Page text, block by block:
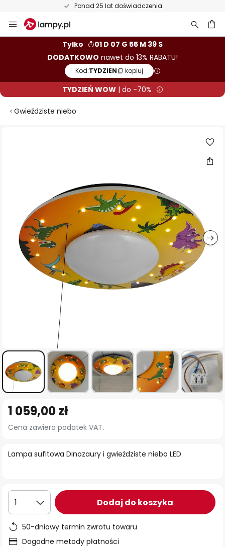
Ponad 25 lat doświadczenia
Przejdź
do
Tylko
01 D 07 G 55 M 39 S
DODATKOWO nawet do 13% RABATU!
Kod:TYDZIEN kopiuj
TYDZIEŃ WOW| do -70%
Gwieździste niebo
na
początek
Lampa sufitowa Dinozaury i gwieździste niebo LED
1 059,00 zł
Cena zawiera podatek VAT.
1 Dodaj do koszyka
50-dniowy termin zwrotu towaru
Dogodne metody płatności